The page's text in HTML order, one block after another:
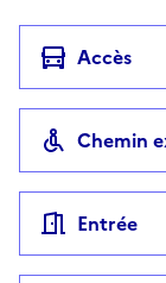
Accès
Chemin
Entrée